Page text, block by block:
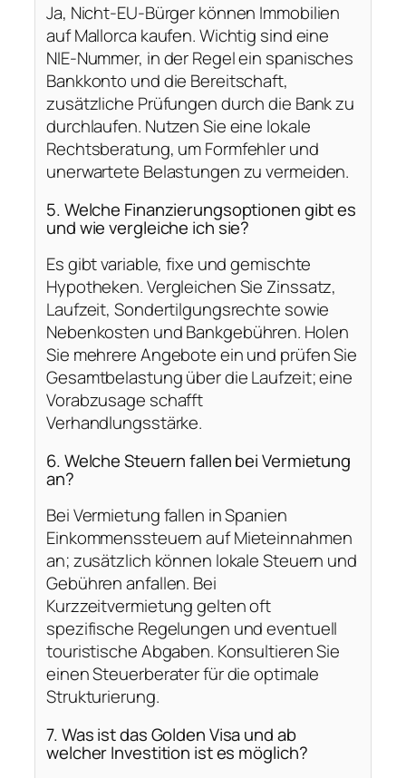
Ja, Nicht-EU-Bürger können Immobilien
auf Mallorca kaufen. Wichtig sind eine
NIE-Nummer, in der Regel ein spanisches
Bankkonto und die Bereitschaft,
zusätzliche Prüfungen durch die Bank zu
durchlaufen. Nutzen Sie eine lokale
Rechtsberatung, um Formfehler und
unerwartete Belastungen zu vermeiden.
5. Welche Finanzierungsoptionen gibt es
und wie vergleiche ich sie?
Es gibt variable, fixe und gemischte
Hypotheken. Vergleichen Sie Zinssatz,
Laufzeit, Sondertilgungsrechte sowie
Nebenkosten und Bankgebühren. Holen
Sie mehrere Angebote ein und prüfen Sie
Gesamtbelastung über die Laufzeit; eine
Vorabzusage schafft
Verhandlungsstärke.
6. Welche Steuern fallen bei Vermietung
an?
Bei Vermietung fallen in Spanien
Einkommenssteuern auf Mieteinnahmen
an; zusätzlich können lokale Steuern und
Gebühren anfallen. Bei
Kurzzeitvermietung gelten oft
spezifische Regelungen und eventuell
touristische Abgaben. Konsultieren Sie
einen Steuerberater für die optimale
Strukturierung.
7. Was ist das Golden Visa und ab
welcher Investition ist es möglich?